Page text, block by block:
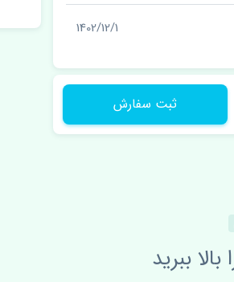
1402/12/1
ثبت سفارش
ببرید